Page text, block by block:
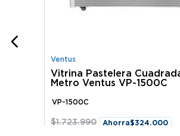
Ventus
Vitrina Pastelera
Metro Ventus VP-1500C
VP-1500C
$1.723.990 Ahorra$324.000